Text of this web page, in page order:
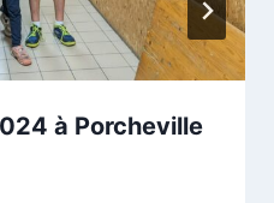
à Porcheville